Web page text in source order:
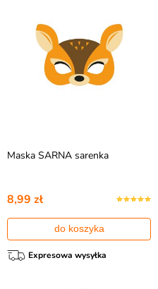
Maska SARNA sarenka
8,99 zł
do koszyka
Expresowa wysyłka